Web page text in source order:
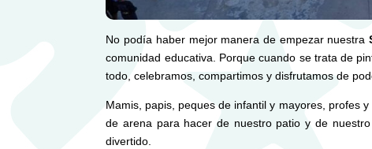
No podía haber mejor manera de empezar nuestra
comunidad educativa. Porque cuando se trata de
todo, celebramos, compartimos y disfrutamos de
Mamis, papis, peques de infantil y mayores, profes
de arena para hacer de nuestro patio y de
divertido.